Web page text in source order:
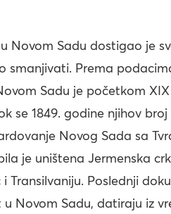
Novom Sadu dostigao je
smanjivati. Prema
Sadu je početkom
se 1849. godine njihov
Novog Sada sa
je uništena Jermenska
Transilvaniju. Poslednji
Novom Sadu, datiraju iz